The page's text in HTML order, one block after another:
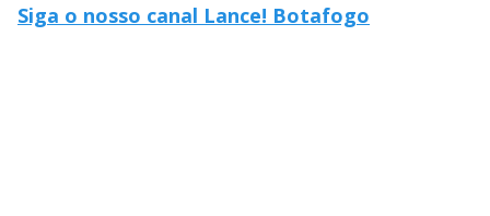
Siga o nosso canal Lance! Botafogo